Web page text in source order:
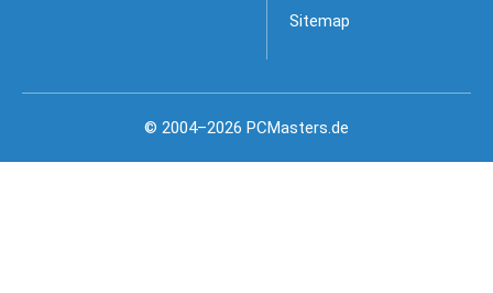
Sitemap
© 2004–2026 PCMasters.de